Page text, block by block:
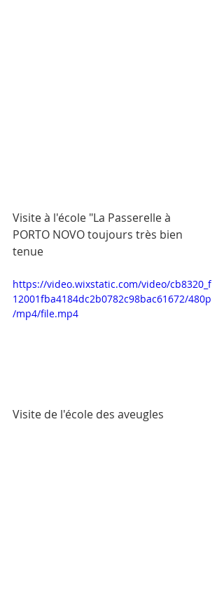
Visite à l'école "La Passerelle à
PORTO NOVO toujours très bien
tenue
https://video.wixstatic.com/video/cb8320_f
12001fba4184dc2b0782c98bac61672/480p
/mp4/file.mp4
Visite de l'école des aveugles